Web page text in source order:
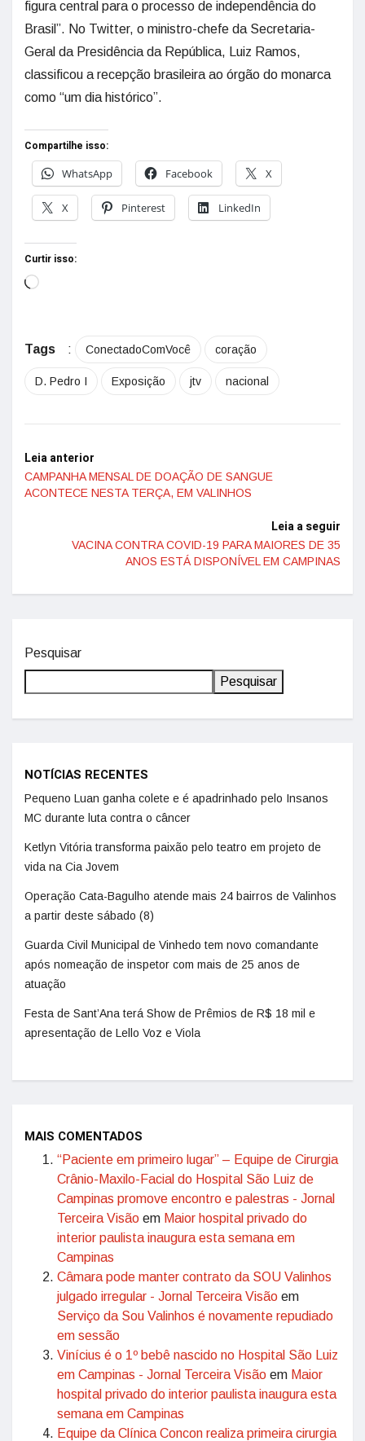
figura central para o processo de independência do
Brasil”. No Twitter, o ministro-chefe da Secretaria-
Geral da Presidência da República, Luiz Ramos,
classificou a recepção brasileira ao órgão do monarca
como “um dia histórico”.
Compartilhe isso:
WhatsApp
Facebook X
X Pinterest LinkedIn
Curtir isso:
Tags : ConectadoComVocê coração
D. Pedro I Exposição jtv nacional
Leia anterior
CAMPANHA MENSAL DE DOAÇÃO DE SANGUE
ACONTECE NESTA TERÇA, EM VALINHOS
Leia a seguir
VACINA CONTRA COVID-19 PARA MAIORES DE 35
ANOS ESTÁ DISPONÍVEL EM CAMPINAS
Pesquisar
Pesquisar
NOTÍCIAS RECENTES
Pequeno Luan ganha colete e é apadrinhado pelo Insanos
MC durante luta contra o câncer
Ketlyn Vitória transforma paixão pelo teatro em projeto de
vida na Cia Jovem
Operação Cata-Bagulho atende mais 24 bairros de Valinhos
a partir deste sábado (8)
Guarda Civil Municipal de Vinhedo tem novo comandante
após nomeação de inspetor com mais de 25 anos de
atuação
Festa de Sant’Ana terá Show de Prêmios de R$ 18 mil e
apresentação de Lello Voz e Viola
MAIS COMENTADOS
“Paciente em primeiro lugar” – Equipe de Cirurgia
Crânio-Maxilo-Facial do Hospital São Luiz de
Campinas promove encontro e palestras - Jornal
Terceira Visão em Maior hospital privado do
interior paulista inaugura esta semana em
Campinas
Câmara pode manter contrato da SOU Valinhos
julgado irregular - Jornal Terceira Visão em
Serviço da Sou Valinhos é novamente repudiado
em sessão
Vinícius é o 1º bebê nascido no Hospital São Luiz
em Campinas - Jornal Terceira Visão em Maior
hospital privado do interior paulista inaugura esta
semana em Campinas
Equipe da Clínica Concon realiza primeira cirurgia